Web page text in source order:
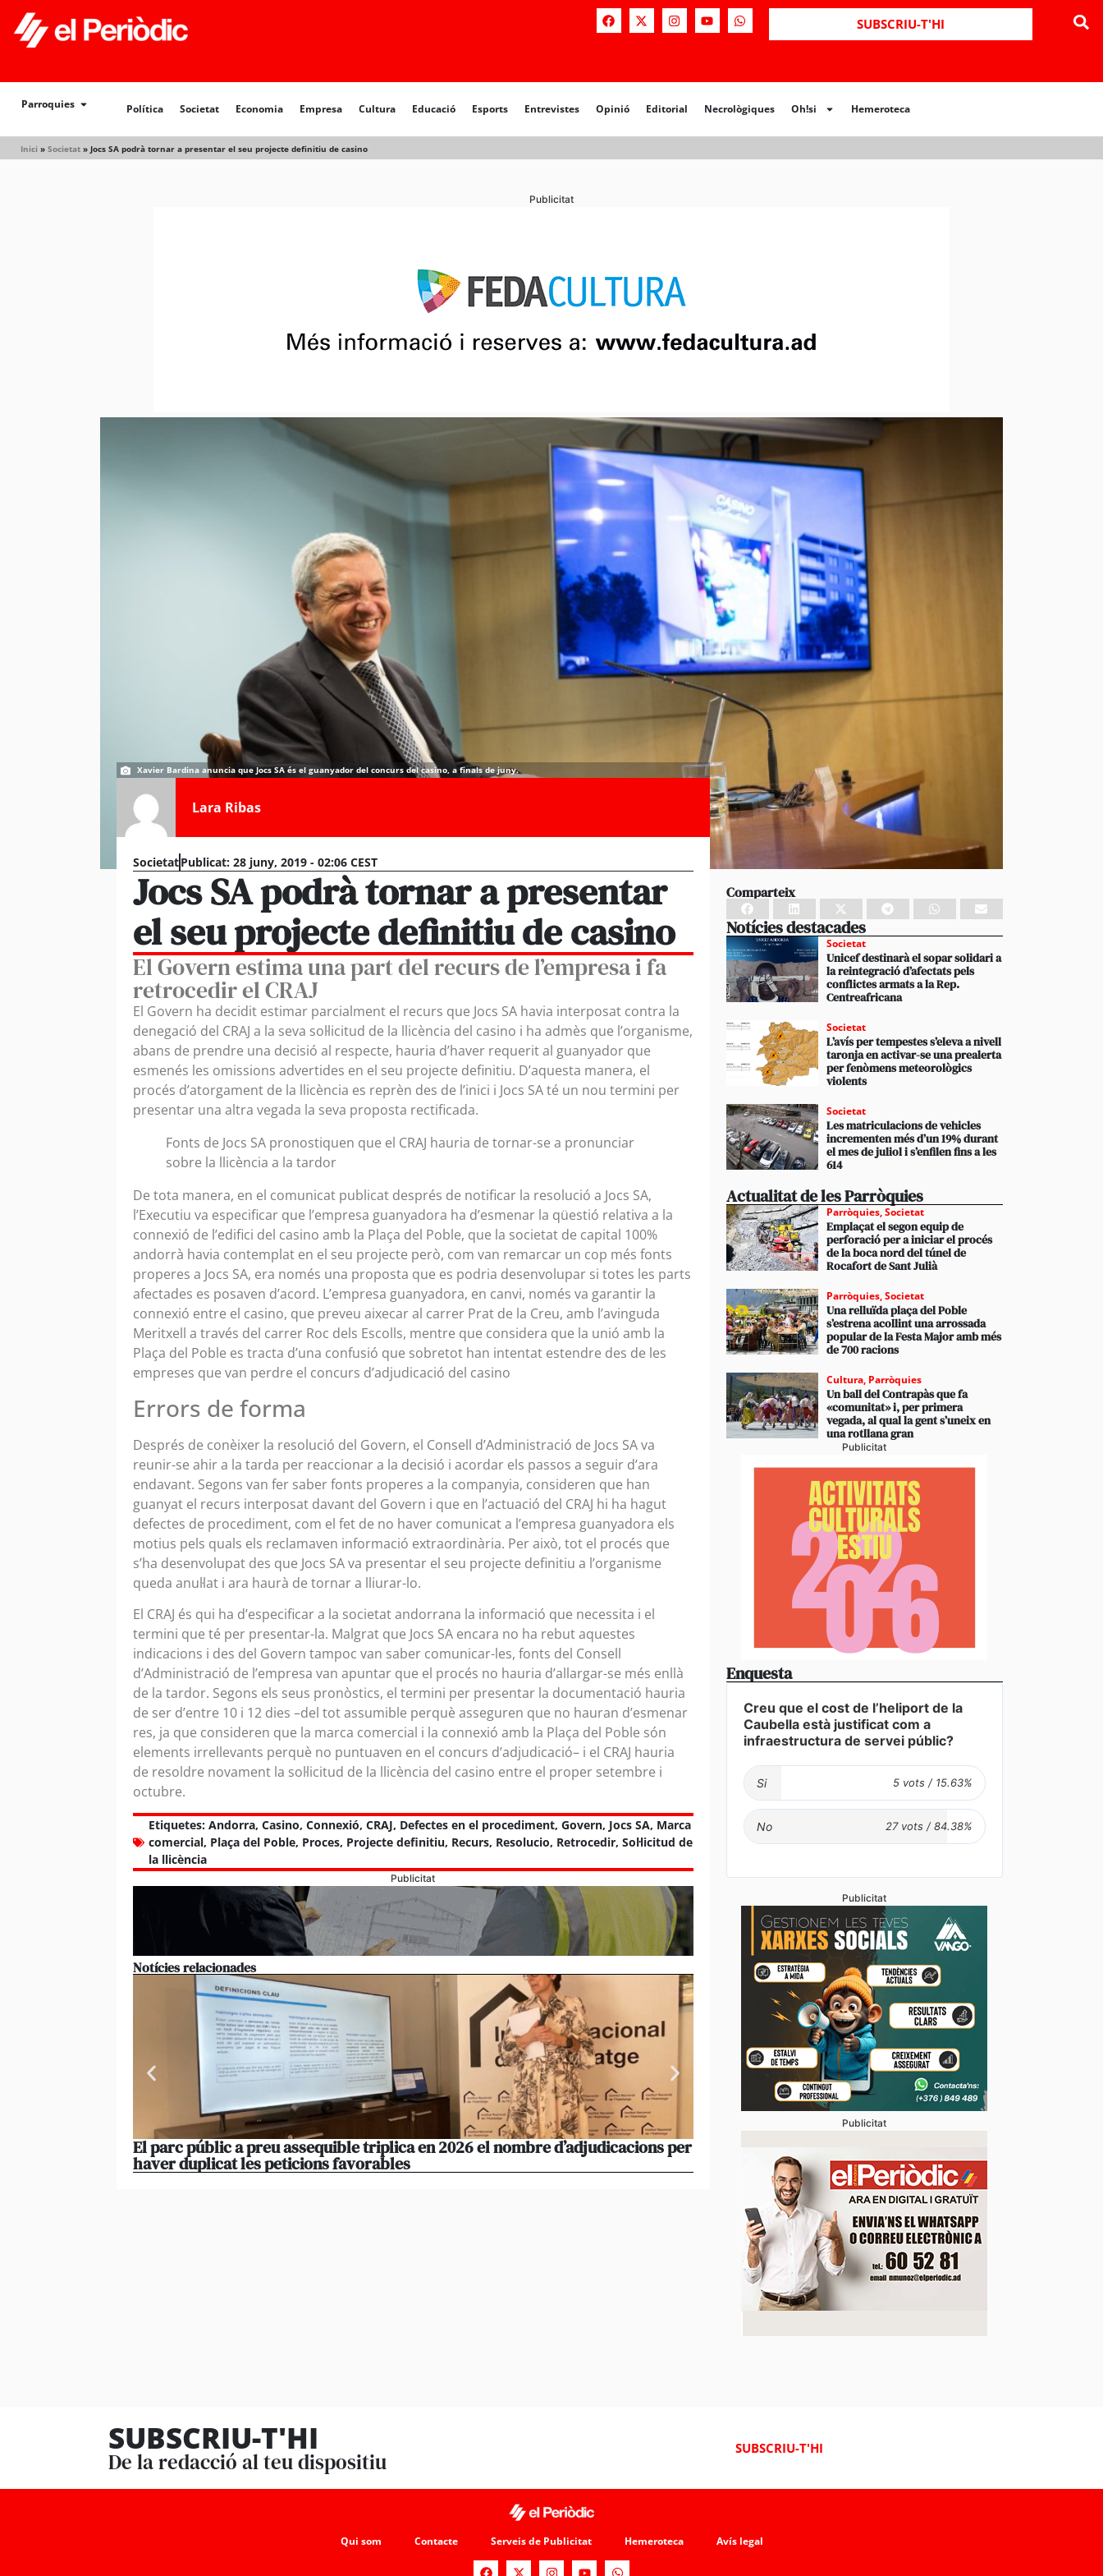
SUBSCRIU-T'HI
Parroquies Política Societat Economia Empresa Cultura Educació Esports Entrevistes Opinió Editorial Necrològiques Oh!si Hemeroteca
Inici » Societat » Jocs SA podrà tornar a presentar el seu projecte definitiu de casino
Política Societat Opinió Editorial Necrològiques Hemeroteca
Publicitat
Xavier Bardina anuncia que Jocs SA és el guanyador del concurs del casino, a finals de juny.
Lara Ribas
SocietatPublicat: 28 juny, 2019 - 02:06 CEST
Jocs SA podrà tornar a presentar
el seu projecte definitiu de casino
El Govern estima una part del recurs de l’empresa i fa
retrocedir el CRAJ
El Govern ha decidit estimar parcialment el recurs que Jocs SA havia interposat contra la
denegació del CRAJ a la seva sol·licitud de la llicència del casino i ha admès que l’organisme,
abans de prendre una decisió al respecte, hauria d’haver requerit al guanyador que
esmenés les omissions advertides en el seu projecte definitiu. D’aquesta manera, el
procés d’atorgament de la llicència es reprèn des de l’inici i Jocs SA té un nou termini per
presentar una altra vegada la seva proposta rectificada.
Fonts de Jocs SA pronostiquen que el CRAJ hauria de tornar-se a pronunciar
sobre la llicència a la tardor
De tota manera, en el comunicat publicat després de notificar la resolució a Jocs SA,
l’Executiu va especificar que l’empresa guanyadora ha d’esmenar la qüestió relativa a la
connexió de l’edifici del casino amb la Plaça del Poble, que la societat de capital 100%
andorrà havia contemplat en el seu projecte però, com van remarcar un cop més fonts
properes a Jocs SA, era només una proposta que es podria desenvolupar si totes les parts
afectades es posaven d’acord. L’empresa guanyadora, en canvi, només va garantir la
connexió entre el casino, que preveu aixecar al carrer Prat de la Creu, amb l’avinguda
Meritxell a través del carrer Roc dels Escolls, mentre que considera que la unió amb la
Plaça del Poble es tracta d’una confusió que sobretot han intentat estendre des de les
empreses que van perdre el concurs d’adjudicació del casino
Errors de forma
Després de conèixer la resolució del Govern, el Consell d’Administració de Jocs SA va
reunir-se ahir a la tarda per reaccionar a la decisió i acordar els passos a seguir d’ara
endavant. Segons van fer saber fonts properes a la companyia, consideren que han
guanyat el recurs interposat davant del Govern i que en l’actuació del CRAJ hi ha hagut
defectes de procediment, com el fet de no haver comunicat a l’empresa guanyadora els
motius pels quals els reclamaven informació extraordinària. Per això, tot el procés que
s’ha desenvolupat des que Jocs SA va presentar el seu projecte definitiu a l’organisme
queda anul·lat i ara haurà de tornar a lliurar-lo.
El CRAJ és qui ha d’especificar a la societat andorrana la informació que necessita i el
termini que té per presentar-la. Malgrat que Jocs SA encara no ha rebut aquestes
indicacions i des del Govern tampoc van saber comunicar-les, fonts del Consell
d’Administració de l’empresa van apuntar que el procés no hauria d’allargar-se més enllà
de la tardor. Segons els seus pronòstics, el termini per presentar la documentació hauria
de ser d’entre 10 i 12 dies –del tot assumible perquè asseguren que no hauran d’esmenar
res, ja que consideren que la marca comercial i la connexió amb la Plaça del Poble són
elements irrellevants perquè no puntuaven en el concurs d’adjudicació– i el CRAJ hauria
de resoldre novament la sol·licitud de la llicència del casino entre el proper setembre i
octubre.
Etiquetes: Andorra, Casino, Connexió, CRAJ, Defectes en el procediment, Govern, Jocs SA, Marca
comercial, Plaça del Poble, Proces, Projecte definitiu, Recurs, Resolucio, Retrocedir, Sol·licitud de
la llicència
Publicitat
Notícies relacionades
El parc públic a preu assequible triplica en 2026 el nombre d’adjudicacions per
haver duplicat les peticions favorables
La compravenda d’immobles baixa gairebé un 12%
operacions retrocedeix un 17,3%
Comparteix
Notícies destacades
Societat
Unicef destinarà el sopar solidari a
la reintegració d’afectats pels
conflictes armats a la Rep.
Centreafricana
Societat
L’avís per tempestes s’eleva a nivell
taronja en activar-se una prealerta
per fenòmens meteorològics
violents
Societat
Les matriculacions de vehicles
incrementen més d’un 19% durant
el mes de juliol i s’enfilen fins a les
614
Actualitat de les Parròquies
Parròquies,Societat
Emplaçat el segon equip de
perforació per a iniciar el procés
de la boca nord del túnel de
Rocafort de Sant Julià
Parròquies,Societat
Una relluïda plaça del Poble
s’estrena acollint una arrossada
popular de la Festa Major amb més
de 700 racions
Cultura, Parròquies
Un ball del Contrapàs que fa
«comunitat» i, per primera
vegada, al qual la gent s’uneix en
una rotllana gran
Publicitat
Enquesta
Creu que el cost de l’heliport de la
Caubella està justificat com a
infraestructura de servei públic?
Si
No
Publicitat
Publicitat
SUBSCRIU-T'HI
De la redacció al teu dispositiu
SUBSCRIU-T'HI
Qui som Contacte Serveis de Publicitat Hemeroteca Avís legal